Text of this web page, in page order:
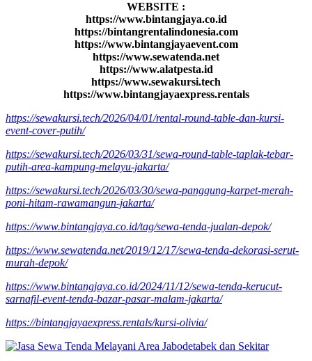
WEBSITE :
https://www.bintangjaya.co.id
https://bintangrentalindonesia.com
https://www.bintangjayaevent.com
https://www.sewatenda.net
https://www.alatpesta.id
https://www.sewakursi.tech
https://www.bintangjayaexpress.rentals
https://sewakursi.tech/2026/04/01/rental-round-table-dan-kursi-
event-cover-putih/
https://sewakursi.tech/2026/03/31/sewa-round-table-taplak-tebar-
putih-area-kampung-melayu-jakarta/
https://sewakursi.tech/2026/03/30/sewa-panggung-karpet-merah-
poni-hitam-rawamangun-jakarta/
https://www.bintangjaya.co.id/tag/sewa-tenda-jualan-depok/
https://www.sewatenda.net/2019/12/17/sewa-tenda-dekorasi-serut-
murah-depok/
https://www.bintangjaya.co.id/2024/11/12/sewa-tenda-kerucut-
sarnafil-event-tenda-bazar-pasar-malam-jakarta/
https://bintangjayaexpress.rentals/kursi-olivia/